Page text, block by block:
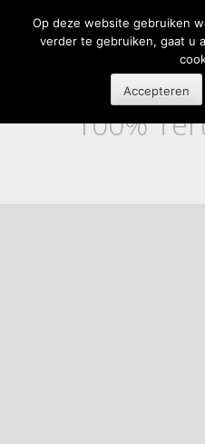
100%
Op deze website gebruiken
verder te gebruiken, gaat u
Accepteren